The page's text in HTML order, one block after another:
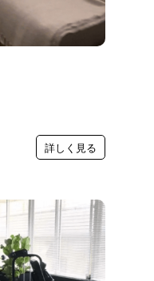
詳しく見る